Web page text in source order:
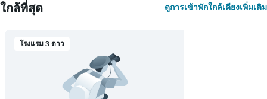
ใกล้ที่สุด ดูการเข้าพักใกล้เคียงเพิ่มเติม
โรงแรม 3 ดาว